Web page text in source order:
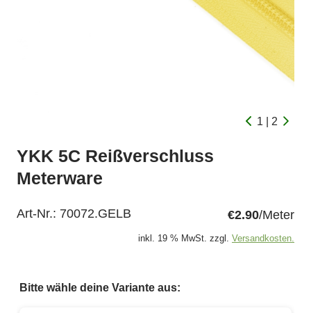
1 | 2
YKK 5C Reißverschluss
Meterware
Art-Nr.: 70072.GELB €2.90/Meter
inkl. 19 % MwSt. zzgl. Versandkosten.
Bitte wähle deine Variante aus: